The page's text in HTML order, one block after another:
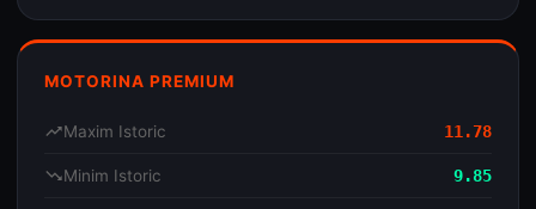
MOTORINA PREMIUM
trending_upMaxim Istoric 11.78
trending_downMinim Istoric 9.85